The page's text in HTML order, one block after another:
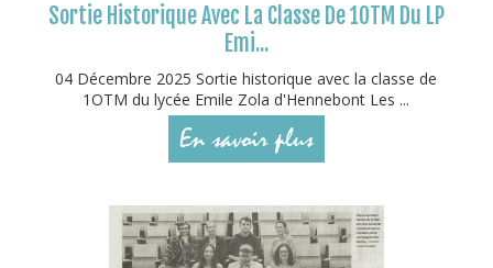
Sortie Historique Avec La Classe De 1OTM Du LP
Emi...
04 Décembre 2025 Sortie historique avec la classe de
1OTM du lycée Emile Zola d'Hennebont Les ...
En savoir plus